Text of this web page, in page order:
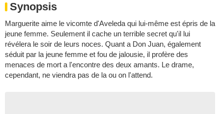
Synopsis
Marguerite aime le vicomte d'Aveleda qui lui-même est épris de la
jeune femme. Seulement il cache un terrible secret qu'il lui
révélera le soir de leurs noces. Quant a Don Juan, également
séduit par la jeune femme et fou de jalousie, il profère des
menaces de mort a l'encontre des deux amants. Le drame,
cependant, ne viendra pas de la ou on l'attend.